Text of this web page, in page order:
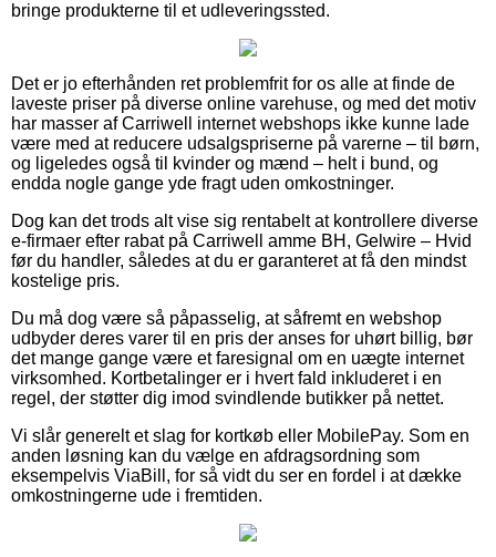
bringe produkterne til et udleveringssted.
Det er jo efterhånden ret problemfrit for os alle at finde de
laveste priser på diverse online varehuse, og med det motiv
har masser af Carriwell internet webshops ikke kunne lade
være med at reducere udsalgspriserne på varerne – til børn,
og ligeledes også til kvinder og mænd – helt i bund, og
endda nogle gange yde fragt uden omkostninger.
Dog kan det trods alt vise sig rentabelt at kontrollere diverse
e-firmaer efter rabat på Carriwell amme BH, Gelwire – Hvid
før du handler, således at du er garanteret at få den mindst
kostelige pris.
Du må dog være så påpasselig, at såfremt en webshop
udbyder deres varer til en pris der anses for uhørt billig, bør
det mange gange være et faresignal om en uægte internet
virksomhed. Kortbetalinger er i hvert fald inkluderet i en
regel, der støtter dig imod svindlende butikker på nettet.
Vi slår generelt et slag for kortkøb eller MobilePay. Som en
anden løsning kan du vælge en afdragsordning som
eksempelvis ViaBill, for så vidt du ser en fordel i at dække
omkostningerne ude i fremtiden.